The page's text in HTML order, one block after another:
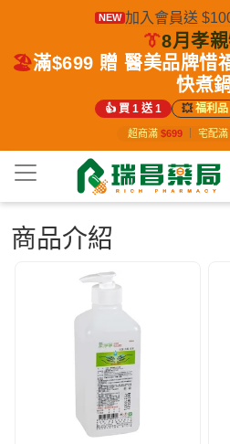
NEW 加入會員送
👔8月孝
🏖️滿$699 贈 醫美品牌惜
快煮
👍 買 1 送 1 💥福利品
超商滿 $699 宅配滿
商品介紹